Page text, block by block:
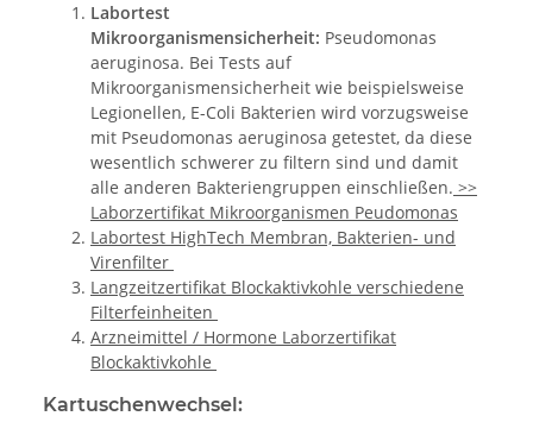
Labortest
Mikroorganismensicherheit: Pseudomonas
aeruginosa. Bei Tests auf
Mikroorganismensicherheit wie beispielsweise
Legionellen, E-Coli Bakterien wird vorzugsweise
mit Pseudomonas aeruginosa getestet, da diese
wesentlich schwerer zu filtern sind und damit
alle anderen Bakteriengruppen einschließen. >>
Laborzertifikat Mikroorganismen Peudomonas
Labortest HighTech Membran, Bakterien- und
Virenfilter
Langzeitzertifikat Blockaktivkohle verschiedene
Filterfeinheiten
Arzneimittel / Hormone Laborzertifikat
Blockaktivkohle
Kartuschenwechsel: